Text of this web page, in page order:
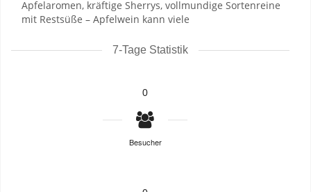
Apfelaromen, kräftige Sherrys, vollmundige Sortenreine
mit Restsüße – Apfelwein kann viele
7-Tage Statistik
0
Besucher